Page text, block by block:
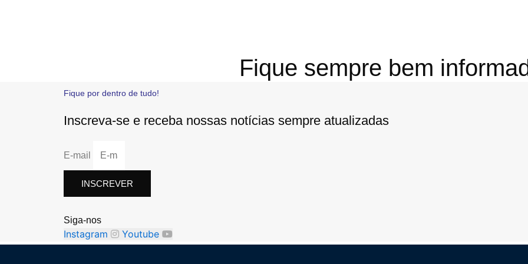
Fique sempre bem
Fique por dentro de tudo!
Inscreva-se e receba nossas notícias sempre atualizadas
E-mail
INSCREVER
Siga-nos
Instagram Youtube